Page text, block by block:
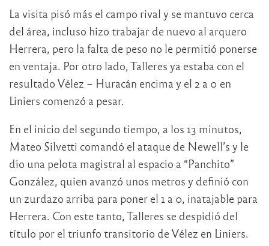
La visita pisó más el campo rival y se mantuvo cerca
del área, incluso hizo trabajar de nuevo al arquero
Herrera, pero la falta de peso no le permitió ponerse
en ventaja. Por otro lado, Talleres ya estaba con el
resultado Vélez – Huracán encima y el 2 a 0 en
Liniers comenzó a pesar.
En el inicio del segundo tiempo, a los 13 minutos,
Mateo Silvetti comandó el ataque de Newell’s y le
dio una pelota magistral al espacio a “Panchito”
González, quien avanzó unos metros y definió con
un zurdazo arriba para poner el 1 a 0, inatajable para
Herrera. Con este tanto, Talleres se despidió del
título por el triunfo transitorio de Vélez en Liniers.